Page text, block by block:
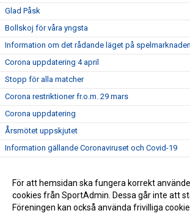
Glad Påsk
Bollskoj för våra yngsta
Information om det rådande läget på spelmarknaden
Corona uppdatering 4 april
Stopp för alla matcher
Corona restriktioner fr.o.m. 29 mars
Corona uppdatering
Årsmötet uppskjutet
Information gällande Coronaviruset och Covid-19
Huvudtränare för våra damer
Ny Hemsida
För att hemsidan ska fungera korrekt
cookies från SportAdmin. Dessa går inte att
Föreningen kan också använda frivilliga